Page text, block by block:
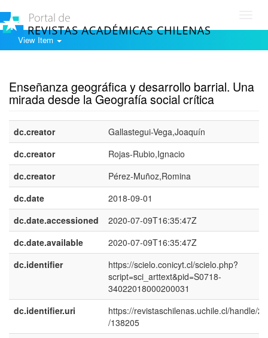
View Item
Enseñanza geográfica y desarrollo barrial. Una
mirada desde la Geografía social crítica
dc.creator
Gallastegui-Vega,Joaquín
dc.creator
Rojas-Rubio,Ignacio
dc.creator
Pérez-Muñoz,Romina
dc.date
2018-09-01
dc.date.accessioned
2020-07-09T16:35:47Z
dc.date.available
2020-07-09T16:35:47Z
dc.identifier
https://scielo.conicyt.cl/scielo.php?
script=sci_arttext&pid=S0718-
34022018000200031
dc.identifier.uri
https://revistaschilenas.uchile.cl/handle/
/138205